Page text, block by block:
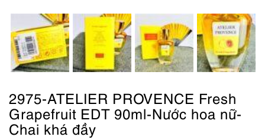
2975-ATELIER PROVENCE Fresh
Grapefruit EDT 90ml-Nước hoa nữ-
Chai khá đầy